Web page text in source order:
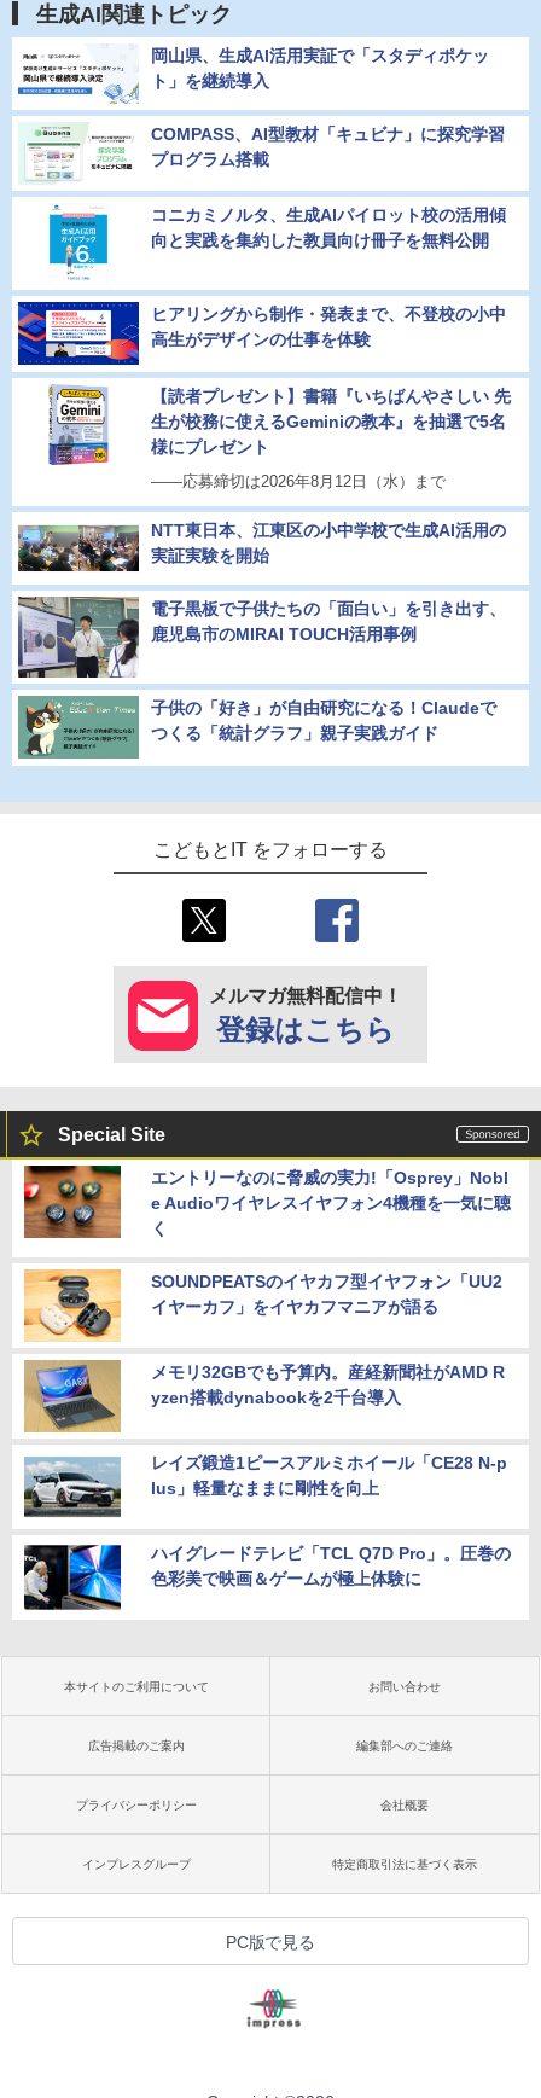
生成AI関連トピック
岡山県、生成AI活用実証で「スタディポケッ
ト」を継続導入
COMPASS、AI型教材「キュビナ」に探究学習
プログラム搭載
コニカミノルタ、生成AIパイロット校の活用傾
向と実践を集約した教員向け冊子を無料公開
ヒアリングから制作・発表まで、不登校の小中
高生がデザインの仕事を体験
【読者プレゼント】書籍『いちばんやさしい 先
生が校務に使えるGeminiの教本』を抽選で5名
様にプレゼント
――応募締切は2026年8月12日（水）まで
NTT東日本、江東区の小中学校で生成AI活用の
実証実験を開始
電子黒板で子供たちの「面白い」を引き出す、
鹿児島市のMIRAI TOUCH活用事例
子供の「好き」が自由研究になる！Claudeで
つくる「統計グラフ」親子実践ガイド
こどもとIT をフォローする
メルマガ無料配信中！
登録はこちら
Special Site
エントリーなのに脅威の実力!「Osprey」Nobl
e Audioワイヤレスイヤフォン4機種を一気に聴
く
SOUNDPEATSのイヤカフ型イヤフォン「UU2
イヤーカフ」をイヤカフマニアが語る
メモリ32GBでも予算内。産経新聞社がAMD R
yzen搭載dynabookを2千台導入
レイズ鍛造1ピースアルミホイール「CE28 N-p
lus」軽量なままに剛性を向上
ハイグレードテレビ「TCL Q7D Pro」。圧巻の
色彩美で映画＆ゲームが極上体験に
本サイトのご利用について お問い合わせ
広告掲載のご案内 編集部へのご連絡
プライバシーポリシー 会社概要
インプレスグループ 特定商取引法に基づく表示
PC版で見る